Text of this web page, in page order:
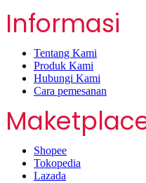
Informasi
Tentang Kami
Produk Kami
Hubungi Kami
Cara pemesanan
Shopee
Tokopedia
Lazada